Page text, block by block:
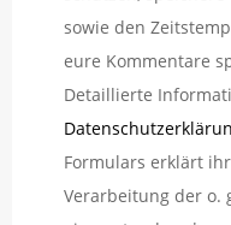
sowie den
eure Kommentare
Detaillierte
Formulars erklärt
Verarbeitung der o.